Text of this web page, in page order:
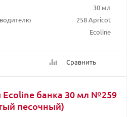
30 мл
258 Apricot
Ecoline
Сравнить
Ecoline банка 30 мл №259
песочный)